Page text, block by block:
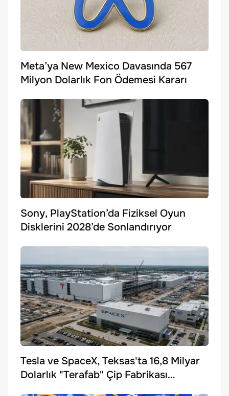
Meta’ya New Mexico Davasında 567
Milyon Dolarlık Fon Ödemesi Kararı
Sony, PlayStation’da Fiziksel Oyun
Disklerini 2028’de Sonlandırıyor
Tesla ve SpaceX, Teksas'ta 16,8 Milyar
Dolarlık "Terafab" Çip Fabrikası